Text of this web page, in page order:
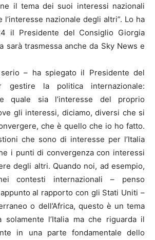
il tema dei suoi interessi nazionali
l’interesse nazionale degli altri”. Lo ha
il Presidente del Consiglio Giorgia
sarà trasmessa anche da Sky News e
serio – ha spiegato il Presidente del
gestire la politica internazionale:
quale sia l’interesse del proprio
gli interessi, diciamo, diversi che si
che è quello che io ho fatto.
che sono di interesse per l’Italia
i punti di convergenza con interessi
degli altri. Quando noi, ad esempio,
contesti internazionali – penso
appunto al rapporto con gli Stati Uniti –
o dell’Africa, questo è un tema
solamente l’Italia ma che riguarda il
in una parte fondamentale dello